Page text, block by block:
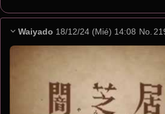
Waiyado 18/12/24 (Mié) 14:08 No.